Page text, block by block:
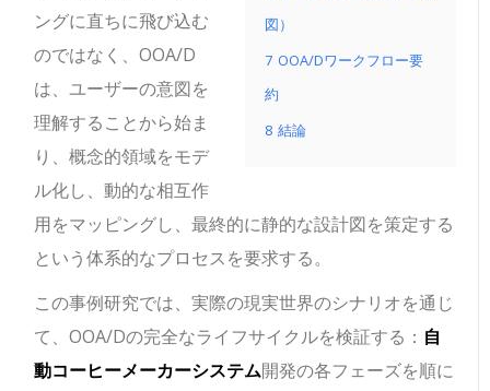
図）
7 OOA/Dワークフロー要
約
8 結論
ングに直ちに飛び込む
のではなく、OOA/D
は、ユーザーの意図を
理解することから始ま
り、概念的領域をモデ
ル化し、動的な相互作
用をマッピングし、最終的に静的な設計図を策定する
という体系的なプロセスを要求する。
この事例研究では、実際の現実世界のシナリオを通じ
て、OOA/Dの完全なライフサイクルを検証する： 自
動コーヒーメーカーシステム開発の各フェーズを順に